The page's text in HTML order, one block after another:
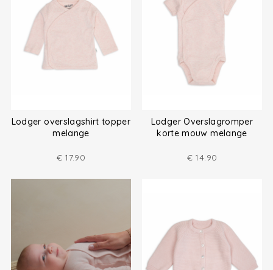
Lodger overslagshirt topper
melange
€ 17.90
Lodger Overslagromper
korte mouw melange
€ 14.90